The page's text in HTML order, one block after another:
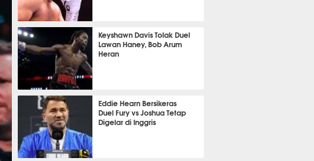
2 jam 47 menit lalu
Keyshawn Davis Tolak Duel
Lawan Haney, Bob Arum
Heran
2 jam 53 menit lalu
Eddie Hearn Bersikeras
Duel Fury vs Joshua Tetap
Digelar di Inggris